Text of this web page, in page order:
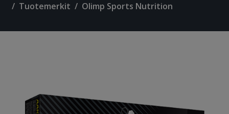
Tuotemerkit Olimp Sports Nutrition